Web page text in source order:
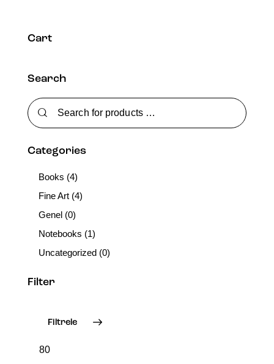
Cart
Search
Categories
Books (4)
Fine Art (4)
Genel (0)
Notebooks (1)
Uncategorized (0)
Filter
Filtrele